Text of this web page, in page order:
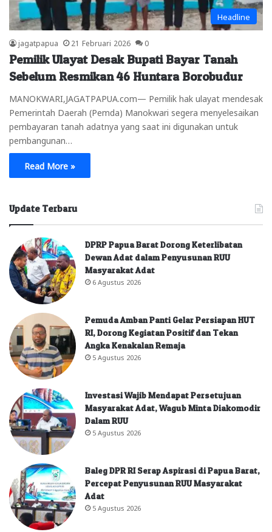
Headline
jagatpapua 21 Februari 2026 0
Pemilik Ulayat Desak Bupati Bayar Tanah
Sebelum Resmikan 46 Huntara Borobudur
MANOKWARI,JAGATPAPUA.com— Pemilik hak ulayat mendesak
Pemerintah Daerah (Pemda) Manokwari segera menyelesaikan
pembayaran tanah adatnya yang saat ini digunakan untuk
pembangunan…
Read More »
Update Terbaru
DPRP Papua Barat Dorong Keterlibatan
Dewan Adat dalam Penyusunan RUU
Masyarakat Adat
6 Agustus 2026
Pemuda Amban Panti Gelar Persiapan HUT
RI, Dorong Kegiatan Positif dan Tekan
Angka Kenakalan Remaja
5 Agustus 2026
Investasi Wajib Mendapat Persetujuan
Masyarakat Adat, Wagub Minta Diakomodir
Dalam RUU
5 Agustus 2026
Baleg DPR RI Serap Aspirasi di Papua Barat,
Percepat Penyusunan RUU Masyarakat
Adat
5 Agustus 2026